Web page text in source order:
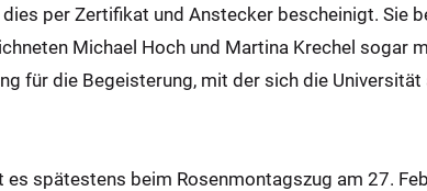
per Zertifikat und Anstecker bescheinigt. Sie
Michael Hoch und Martina Krechel sogar
für die Begeisterung, mit der sich die
es spätestens beim Rosenmontagszug am 27.